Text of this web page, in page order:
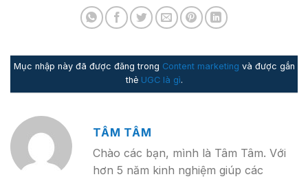
Mục nhập này đã được đăng trong Content marketing và được gắn
thẻ UGC là gì.
TÂM TÂM
Chào các bạn, mình là Tâm Tâm. Với
hơn 5 năm kinh nghiệm giúp các